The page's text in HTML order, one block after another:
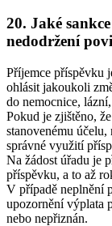
20. Jaké
nedodržení
Příjemce příspěvku
ohlásit jakoukoli
do nemocnice,
Pokud je zjištěno,
stanovenému
správné využití
Na žádost úřadu je
příspěvku, a to až
V případě neplnění
upozornění výplata
nebo nepřiznán.